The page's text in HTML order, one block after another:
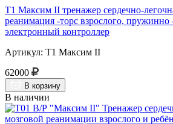
Т1 Максим II тренажер сердечно-
реанимация -торс взрослого, пружинно
электронный контроллер
Артикул: Т1 Максим II
62000
В корзину
В наличии